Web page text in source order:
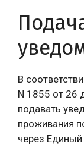
В
N 1855 от 26
подавать
проживания
через Единый